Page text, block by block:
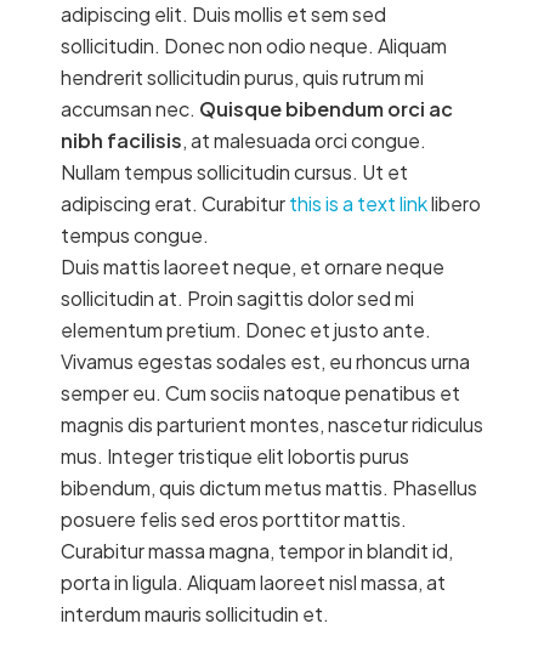
adipiscing elit. Duis mollis et sem sed
sollicitudin. Donec non odio neque. Aliquam
hendrerit sollicitudin purus, quis rutrum mi
accumsan nec. Quisque bibendum orci ac
nibh facilisis, at malesuada orci congue.
Nullam tempus sollicitudin cursus. Ut et
adipiscing erat. Curabiturthis is a text linklibero
tempus congue.
Duis mattis laoreet neque, et ornare neque
sollicitudin at. Proin sagittis dolor sed mi
elementum pretium. Donec et justo ante.
Vivamus egestas sodales est, eu rhoncus urna
semper eu. Cum sociis natoque penatibus et
magnis dis parturient montes, nascetur ridiculus
mus. Integer tristique elit lobortis purus
bibendum, quis dictum metus mattis. Phasellus
posuere felis sed eros porttitor mattis.
Curabitur massa magna, tempor in blandit id,
porta in ligula. Aliquam laoreet nisl massa, at
interdum mauris sollicitudin et.